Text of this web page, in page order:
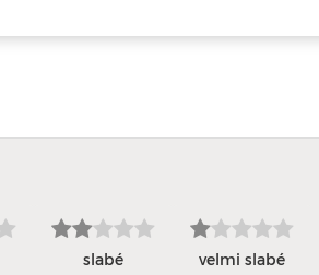
slabé velmi slabé